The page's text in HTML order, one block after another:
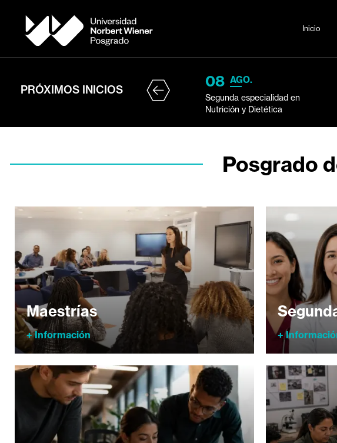
PRÓXIMOS INICIOS 08 AGO.
Segunda especialidad en
Nutrición y Dietética
Posgrado
Maestrías
+ Información +